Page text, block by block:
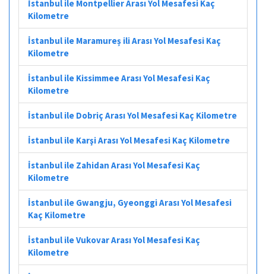
İstanbul ile Montpellier Arası Yol Mesafesi Kaç
Kilometre
İstanbul ile Maramureș ili Arası Yol Mesafesi Kaç
Kilometre
İstanbul ile Kissimmee Arası Yol Mesafesi Kaç
Kilometre
İstanbul ile Dobriç Arası Yol Mesafesi Kaç Kilometre
İstanbul ile Karşi Arası Yol Mesafesi Kaç Kilometre
İstanbul ile Zahidan Arası Yol Mesafesi Kaç
Kilometre
İstanbul ile Gwangju, Gyeonggi Arası Yol Mesafesi
Kaç Kilometre
İstanbul ile Vukovar Arası Yol Mesafesi Kaç
Kilometre